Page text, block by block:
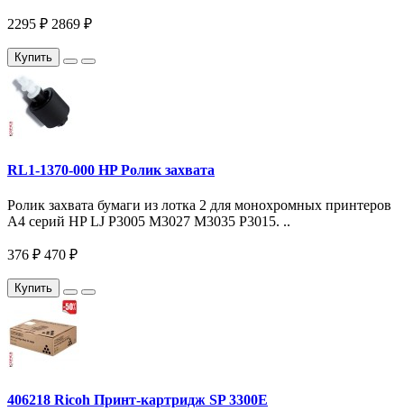
2295 ₽ 2869 ₽
Купить
RL1-1370-000 HP Ролик захвата
Ролик захвата бумаги из лотка 2 для монохромных принтеров
A4 серий HP LJ P3005 M3027 M3035 P3015. ..
376 ₽ 470 ₽
Купить
406218 Ricoh Принт-картридж SP 3300E